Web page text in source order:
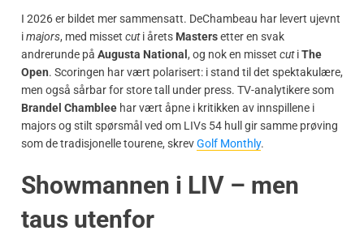
I 2026 er bildet mer sammensatt. DeChambeau har levert ujevnt
imajors, med misset cuti årets Mastersetter en svak
andrerunde på Augusta National , og nok en misset cutiThe
Open. Scoringen har vært polarisert: i stand til det spektakulære,
men også sårbar for store tall under press. TV-analytikere som
Brandel Chamblee har vært åpne i kritikken av innspillene i
majors og stilt spørsmål ved om LIVs 54 hull gir samme prøving
som de tradisjonelle tourene, skrevGolf Monthly.
Showmannen i LIV – men
taus utenfor